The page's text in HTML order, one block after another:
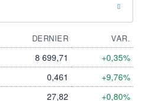
DERNIER
VAR.
8 699,71 +0,35%
0,461 +9,76%
27,82 +0,80%